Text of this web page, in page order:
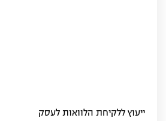
ייעוץ ללקיחת הלוואות לעסק